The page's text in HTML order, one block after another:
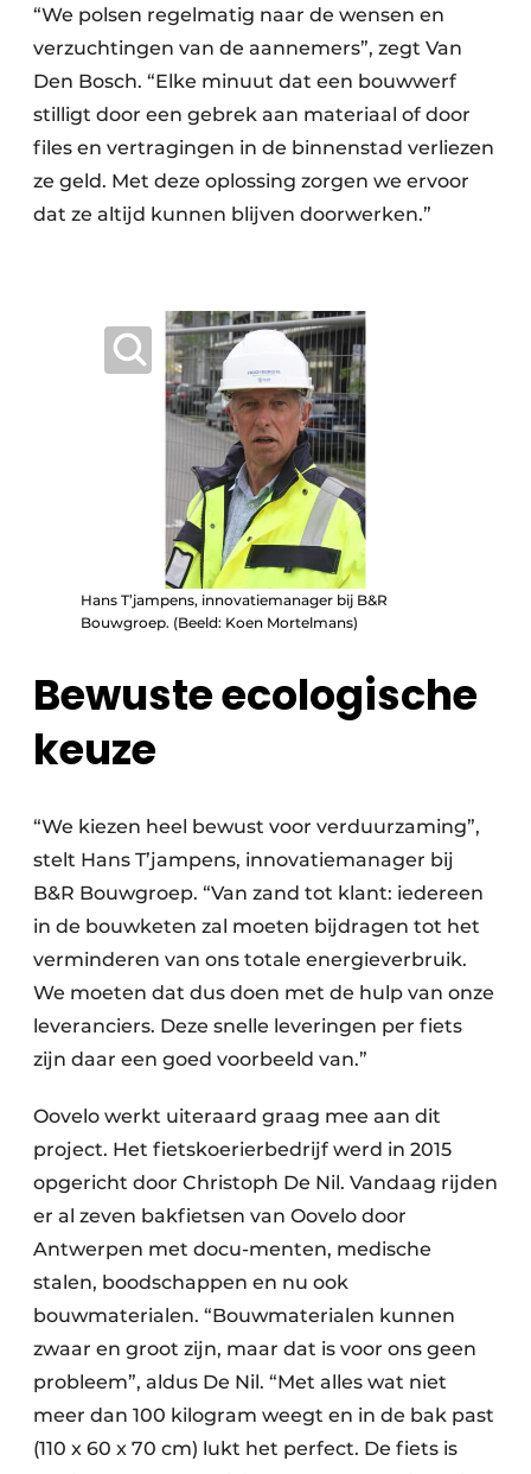
“We polsen regelmatig naar de wensen en
verzuchtingen van de aannemers”, zegt Van
Den Bosch. “Elke minuut dat een bouwwerf
stilligt door een gebrek aan materiaal of door
files en vertragingen in de binnenstad verliezen
ze geld. Met deze oplossing zorgen we ervoor
dat ze altijd kunnen blijven doorwerken.”
Hans T’jampens, innovatiemanager bij B&R
Bouwgroep. (Beeld: Koen Mortelmans)
Bewuste ecologische
keuze
“We kiezen heel bewust voor verduurzaming”,
stelt Hans T’jampens, innovatiemanager bij
B&R Bouwgroep. “Van zand tot klant: iedereen
in de bouwketen zal moeten bijdragen tot het
verminderen van ons totale energieverbruik.
We moeten dat dus doen met de hulp van onze
leveranciers. Deze snelle leveringen per fiets
zijn daar een goed voorbeeld van.”
Oovelo werkt uiteraard graag mee aan dit
project. Het fietskoerierbedrijf werd in 2015
opgericht door Christoph De Nil. Vandaag rijden
er al zeven bakfietsen van Oovelo door
Antwerpen met docu-menten, medische
stalen, boodschappen en nu ook
bouwmaterialen. “Bouwmaterialen kunnen
zwaar en groot zijn, maar dat is voor ons geen
probleem”, aldus De Nil. “Met alles wat niet
meer dan 100 kilogram weegt en in de bak past
(110 x 60 x 70 cm) lukt het perfect. De fiets is